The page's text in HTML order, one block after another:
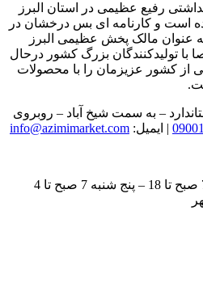
رفیع عظیمی در استان البرز
است و کارنامه ای بس درخشان در
عنوان مالک پخش عظیمی البرز
شخصا با تولیدکنندگان بزرگ کشور درحال
از کشور عزیزمان را با محصولات
– به سمت شیخ آباد – روبروی
| ایمیل: info@azimimarket.com
شنبه تا چهارشنبه از ساعت 7 صبح تا 18 – پنج شنبه 7 صبح تا 4